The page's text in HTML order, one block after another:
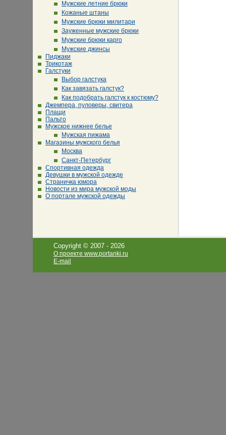
Мужские летние брюки
Кожаные штаны
Мужские брюки милитари
Зауженные мужские брюки
Мужские брюки карго
Мужские джинсы
Пиджаки
Трикотаж
Галстуки
Выбор галстука
Как завязать галстук?
Как подобрать галстук к костюму?
Джемпера, пуловеры, свитера
Плащи
Пальто
Мужское нижнее белье
Мужская пижама
Магазины мужского белья
Москва
Санкт-Петербург
Спортивная одежда
Девушки в мужской одежде
Страничка юмора
Новости из мира мужской моды
О портале мужской одежды
Copyright © 2007 - 2026
О проекте www.portanki.ru
E-mail